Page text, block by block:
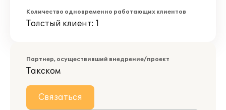
Количество одновременно работающих клиентов
Толстый клиент: 1
Партнер, осуществивший внедрение/проект
Такском
Связаться